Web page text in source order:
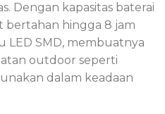
Dengan kapasitas baterai
bertahan hingga 8 jam
LED SMD, membuatnya
outdoor seperti
dalam keadaan